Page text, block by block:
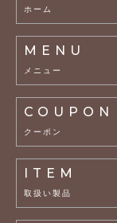
ホーム
MENU
メニュー
COUPON
クーポン
ITEM
取扱い製品